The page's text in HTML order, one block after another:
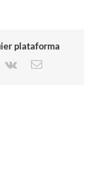
plataforma
Vk
Correo